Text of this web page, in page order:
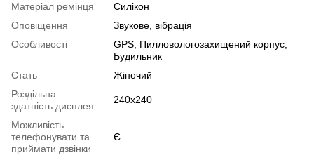
Матеріал ремінця
Силікон
Оповіщення
Звукове, вібрація
Особливості
GPS, Пилловологозахищений корпус,
Будильник
Стать
Жіночий
Роздільна
здатність дисплея
240х240
Можливість
телефонувати та
приймати дзвінки
Є